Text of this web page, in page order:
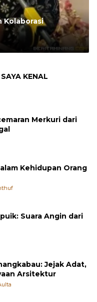
Kolaborasi
Arsitektur